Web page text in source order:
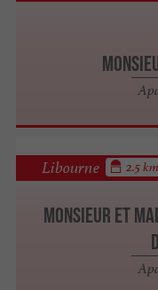
Monsieur et
Libourne 2.5 km